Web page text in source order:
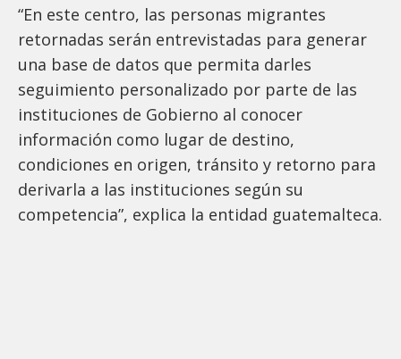
“En este centro, las personas migrantes
retornadas serán entrevistadas para generar
una base de datos que permita darles
seguimiento personalizado por parte de las
instituciones de Gobierno al conocer
información como lugar de destino,
condiciones en origen, tránsito y retorno para
derivarla a las instituciones según su
competencia”, explica la entidad guatemalteca.